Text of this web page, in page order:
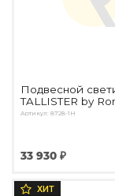
Подвесной
TALLISTER by
Артикул: 8728-1H
33 930 ₽
ХИТ